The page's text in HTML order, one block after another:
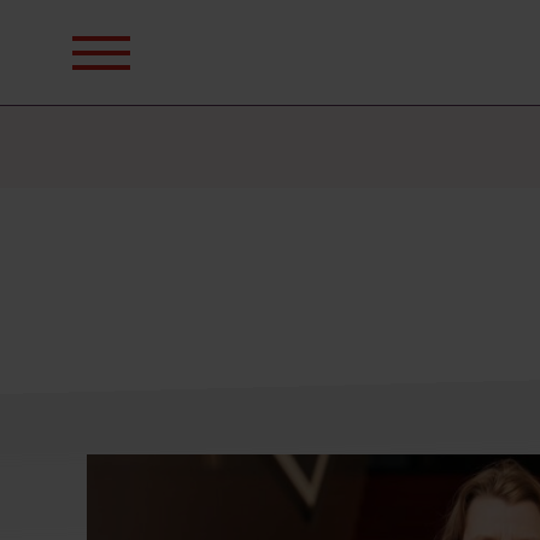
efter: